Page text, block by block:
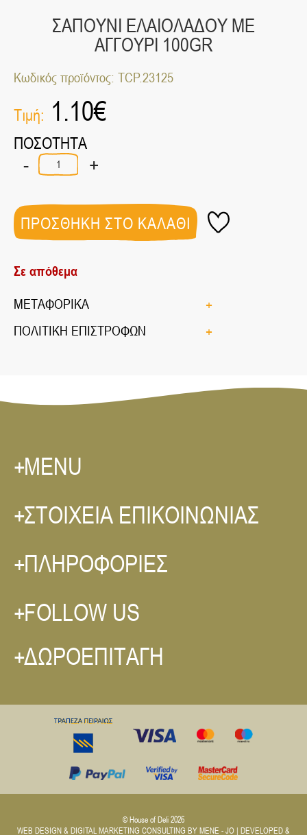
ΣΑΠΟΥΝΙ ΕΛΑΙΟΛΑΔΟΥ ΜΕ
ΑΓΓΟΥΡΙ 100GR
Κωδικός προϊόντος: TCP.23125
Τιμή: 1.10€
ΠΟΣΟΤΗΤΑ
-
Σαπούνι
Ελαιολάδου
Αγγούρι
100gr
ποσότητα
+
ΠΡΟΣΘΗΚΗ ΣΤΟ ΚΑΛΑΘΙ
Σε απόθεμα
ΜΕΤΑΦΟΡΙΚΑ
ΠΟΛΙΤΙΚΗ ΕΠΙΣΤΡΟΦΩΝ
MENU
ΣΤΟΙΧΕΙΑ ΕΠΙΚΟΙΝΩΝΙΑΣ
ΠΛΗΡΟΦΟΡΙΕΣ
FOLLOW US
ΔΩΡΟΕΠΙΤΑΓΗ
© House of Deli 2026
WEB DESIGN & DIGITAL MARKETING CONSULTING BY MENE - JO | DEVELOPED &